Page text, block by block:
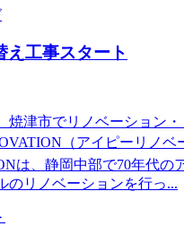
え工事スタート
焼津市でリノベーション
（アイピーリノベ
は、静岡中部で70年代の
のリノベーションを行っ...